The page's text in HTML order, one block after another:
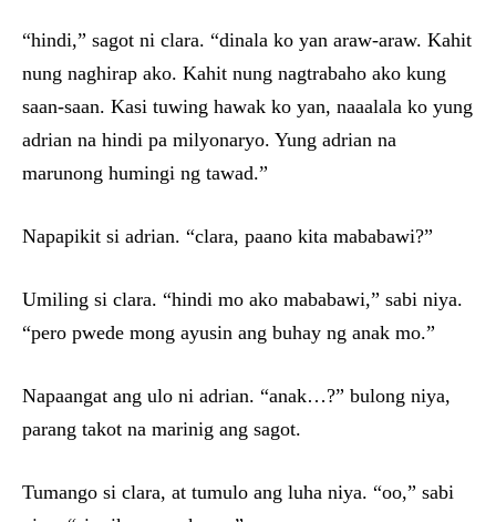
“hindi,” sagot ni clara. “dinala ko yan araw-araw. Kahit
nung naghirap ako. Kahit nung nagtrabaho ako kung
saan-saan. Kasi tuwing hawak ko yan, naaalala ko yung
adrian na hindi pa milyonaryo. Yung adrian na
marunong humingi ng tawad.”
Napapikit si adrian. “clara, paano kita mababawi?”
Umiling si clara. “hindi mo ako mababawi,” sabi niya.
“pero pwede mong ayusin ang buhay ng anak mo.”
Napaangat ang ulo ni adrian. “anak…?” bulong niya,
parang takot na marinig ang sagot.
Tumango si clara, at tumulo ang luha niya. “oo,” sabi